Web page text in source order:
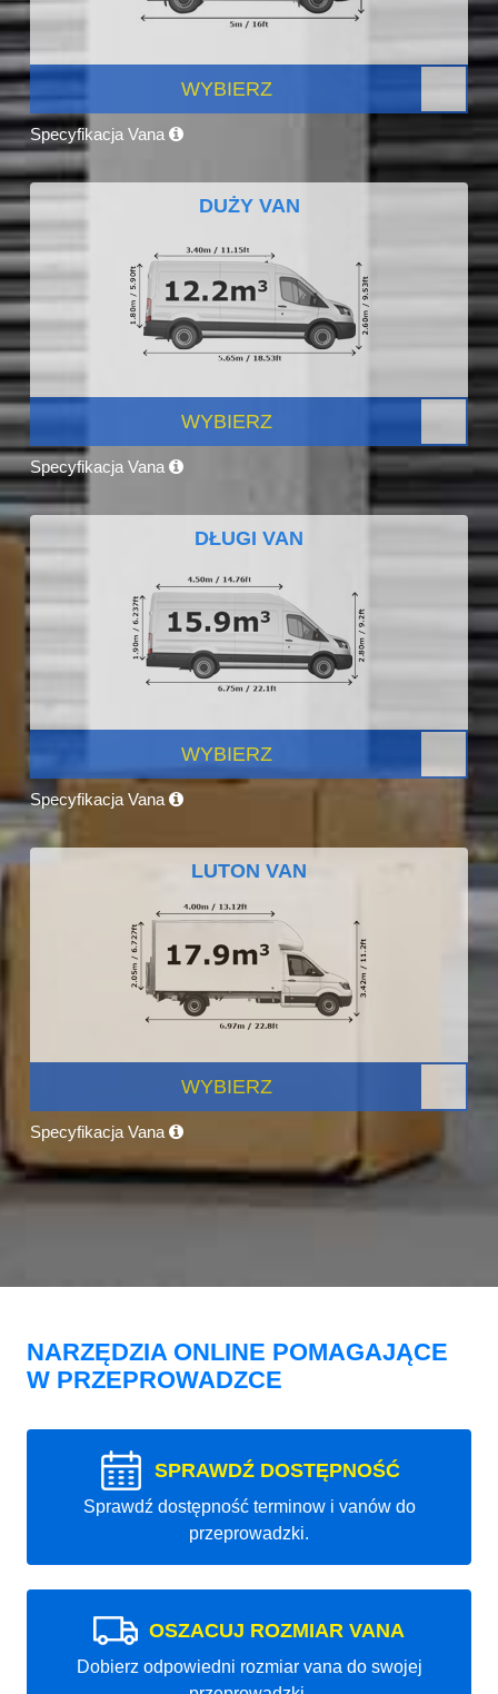
WYBIERZ
Specyfikacja Vana
DUŻY VAN
WYBIERZ
Specyfikacja Vana
DŁUGI VAN
WYBIERZ
Specyfikacja Vana
LUTON VAN
WYBIERZ
Specyfikacja Vana
NARZĘDZIA ONLINE POMAGAJĄCE
W PRZEPROWADZCE
SPRAWDŹ DOSTĘPNOŚĆ
Sprawdź dostępność terminow i vanów do
przeprowadzki.
OSZACUJ ROZMIAR VANA
Dobierz odpowiedni rozmiar vana do swojej